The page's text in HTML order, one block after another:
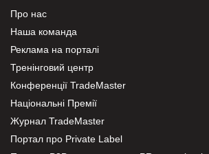
Про нас
Наша команда
Реклама на порталі
Тренінговий центр
Конференції TradeMaster
Національні Премії
Журнал TradeMaster
Портал про Private Label